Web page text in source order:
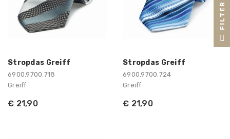
Stropdas Greiff
6900.9700.718
Greiff
€ 21,90
Stropdas Greiff
6900.9700.724
Greiff
€ 21,90
R